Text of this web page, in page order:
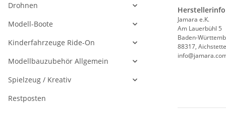
Jamara e.K.
Am Lauerbühl 5
Baden-
88317,
Drohnen
Modell-Boote
Kinderfahrzeuge Ride-On
Modellbauzubehör Allgemein
Spielzeug / Kreativ
Restposten